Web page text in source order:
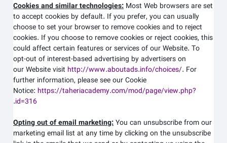
Cookies and similar technologies:Most Web browsers are set
to accept cookies by default. If you prefer, you can usually
choose to set your browser to remove cookies and to reject
cookies. If you choose to remove cookies or reject cookies, this
could affect certain features or services of ourWebsite. To
opt-out of interest-based advertising by advertisers on
ourWebsitevisithttp://www.aboutads.info/choices/.For
further information, please see our Cookie
Notice:https://taheriacademy.com/mod/page/view.php?
id=316
.
Opting out of email marketing:You can unsubscribe from our
marketing email list at any time by clicking on the unsubscribe